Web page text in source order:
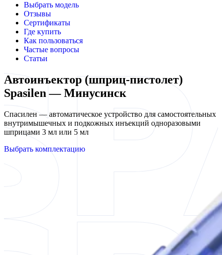
Выбрать модель
Отзывы
Сертификаты
Где купить
Как пользоваться
Частые вопросы
Статьи
Автоинъектор (шприц-пистолет)
Spasilen — Минусинск
Спасилен — автоматическое устройство для самостоятельных
внутримышечных и подкожных инъекций одноразовыми
шприцами 3 мл или 5 мл
Выбрать комплектацию